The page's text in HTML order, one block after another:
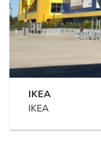
IKEA
IKEA